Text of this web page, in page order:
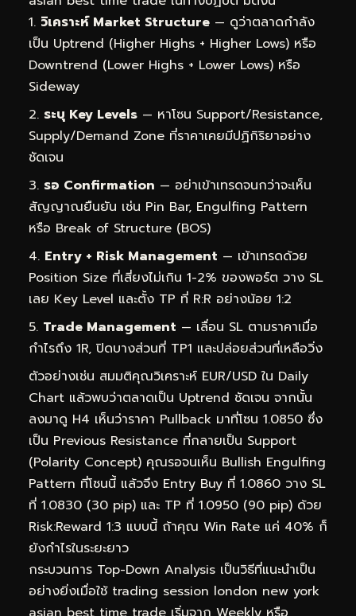
วิเคราะห์ Market Structure — ดูว่าตลาดกำลัง
เป็น Uptrend (Higher Highs + Higher Lows) หรือ
Downtrend (Lower Highs + Lower Lows) หรือ
Sideway
ระบุ Key Levels — หาโซน Support/Resistance,
Supply/Demand Zone ที่ราคาเคยมีปฏิกิริยาอย่าง
ชัดเจน
รอ Confirmation — อย่าเข้าเทรดจนกว่าจะเห็น
สัญญาณยืนยัน เช่น Pin Bar, Engulfing Pattern
หรือ Break of Structure (BOS)
Entry + Risk Management — เข้าเทรดด้วย
Position Size ที่เสี่ยงไม่เกิน 1-2% ของพอร์ต วาง SL
เลย Key Level และตั้ง TP ที่ R:R อย่างน้อย 1:2
Trade Management — เลื่อน SL ตามราคาเมื่อ
กำไรถึง 1R, ปิดบางส่วนที่ TP1 และปล่อยส่วนที่เหลือวิ่ง
ตัวอย่างเช่น สมมติคุณวิเคราะห์ EUR/USD ใน Daily
Chart แล้วพบว่าตลาดเป็น Uptrend ชัดเจน จากนั้น
ลงมาดู H4 เห็นว่าราคา Pullback มาที่โซน 1.0850 ซึ่ง
เป็น Previous Resistance ที่กลายเป็น Support
(Polarity Concept) คุณรอจนเห็น Bullish Engulfing
Pattern ที่โซนนี้ แล้วจึง Entry Buy ที่ 1.0860 วาง SL
ที่ 1.0830 (30 pip) และ TP ที่ 1.0950 (90 pip) ด้วย
Risk:Reward 1:3 แบบนี้ ถ้าคุณ Win Rate แค่ 40% ก็
ยังกำไรในระยะยาว
กระบวนการ Top-Down Analysis เป็นวิธีที่แนะนำเป็น
อย่างยิ่งเมื่อใช้ trading session london new york